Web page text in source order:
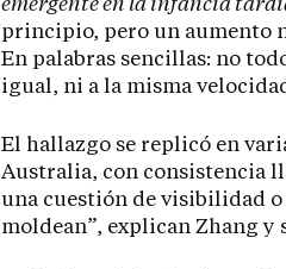
emergente en la infancia
principio, pero un aumento
En palabras sencillas: no
igual, ni a la misma
El hallazgo se replicó en
Australia, con consistencia
una cuestión de visibilidad o
moldean”, explican Zhang y